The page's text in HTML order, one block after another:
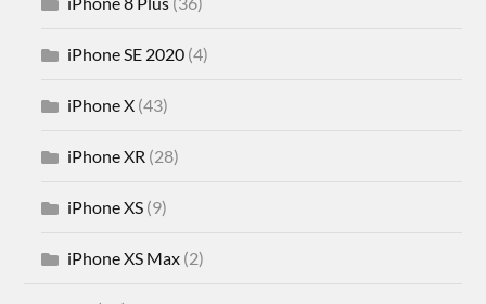
iPhone SE 2020 (4)
iPhone X (43)
iPhone XR (28)
iPhone XS (9)
iPhone XS Max (2)